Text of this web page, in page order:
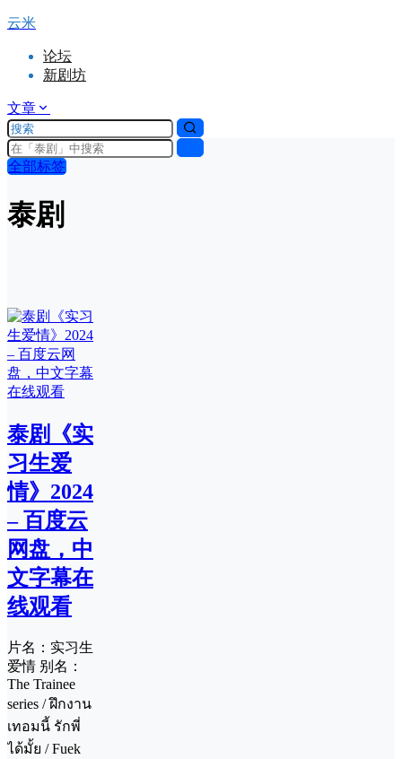
云米
论坛
新剧坊
文章
全部标签
泰剧
泰剧《实
习生爱
情》2024
– 百度云
网盘，中
文字幕在
线观看
片名：实习生
爱情 别名：
The Trainee
series / ฝึกงาน
เทอมนี้ รักพี่
ได้มั้ย / Fuek